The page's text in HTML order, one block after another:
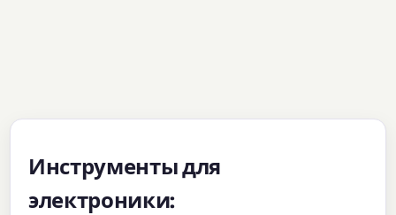
Инструменты для
электроники: